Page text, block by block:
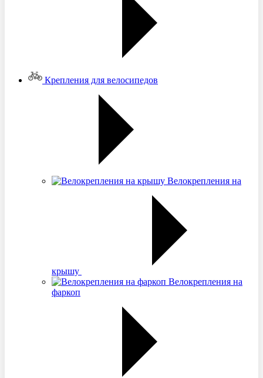
Крепления для велосипедов
Велокрепления на
крышу
Велокрепления на
фаркоп